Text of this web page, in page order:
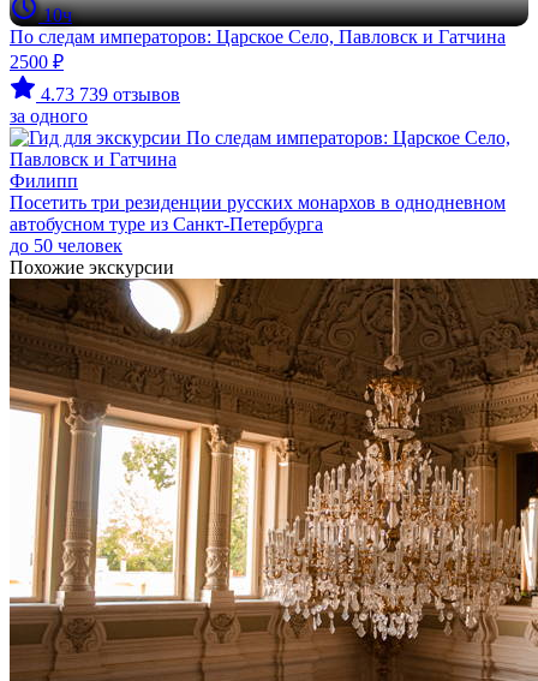
10ч
По следам императоров: Царское Село, Павловск и Гатчина
2500 ₽
4.73 739 отзывов
за одного
Филипп
Посетить три резиденции русских монархов в однодневном
автобусном туре из Санкт-Петербурга
до 50 человек
Похожие экскурсии